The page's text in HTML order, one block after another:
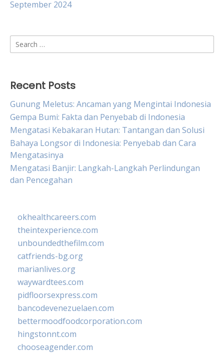
September 2024
Search
for:
Recent Posts
Gunung Meletus: Ancaman yang Mengintai Indonesia
Gempa Bumi: Fakta dan Penyebab di Indonesia
Mengatasi Kebakaran Hutan: Tantangan dan Solusi
Bahaya Longsor di Indonesia: Penyebab dan Cara
Mengatasinya
Mengatasi Banjir: Langkah-Langkah Perlindungan
dan Pencegahan
okhealthcareers.com
theintexperience.com
unboundedthefilm.com
catfriends-bg.org
marianlives.org
waywardtees.com
pidfloorsexpress.com
bancodevenezuelaen.com
bettermoodfoodcorporation.com
hingstonnt.com
chooseagender.com